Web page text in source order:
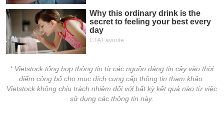
* Vietstock tổng hợp thông tin từ các nguồn đáng tin cậy vào thời
điểm công bố cho mục đích cung cấp thông tin tham khảo.
Vietstock không chịu trách nhiệm đối với bất kỳ kết quả nào từ việc
sử dụng các thông tin này.